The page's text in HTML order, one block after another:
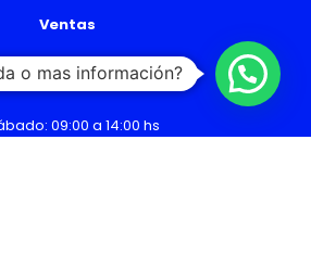
Ventas
a Viernes: 09:00 a 19:00 hs
09:00 a 14:00 hs
o mas información?